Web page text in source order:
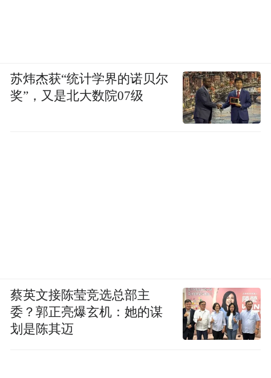
苏炜杰获“统计学界的诺贝尔
奖”，又是北大数院07级
蔡英文接陈莹竞选总部主
委？郭正亮爆玄机：她的谋
划是陈其迈